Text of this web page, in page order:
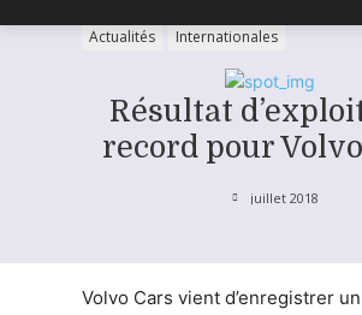
Actualités Internationales
Résultat
record pour
juillet 2018
Volvo Cars vient d’enregistrer